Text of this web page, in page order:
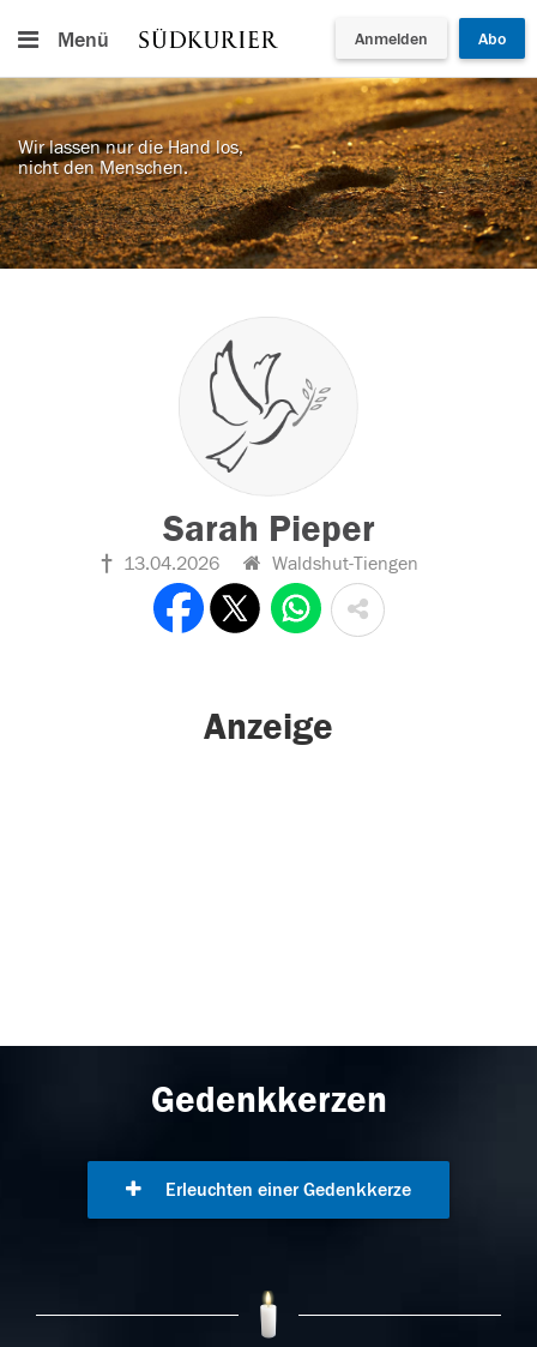
Menü Anmelden Abo
Wir lassen nur die Hand los,
nicht den Menschen.
Sarah Pieper
13.04.2026 Waldshut-Tiengen
Anzeige
Gedenkkerzen
Erleuchten einer Gedenkkerze